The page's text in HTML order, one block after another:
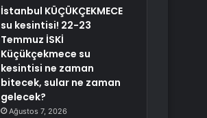
İstanbul KÜÇÜKÇEKMECE
su kesintisi! 22-23
Temmuz İSKİ
Küçükçekmece su
kesintisi ne zaman
bitecek, sular ne zaman
gelecek?
Ağustos 7, 2026